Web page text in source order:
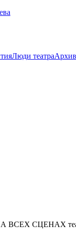
Люди театра
НА ВСЕХ СЦЕНАХ